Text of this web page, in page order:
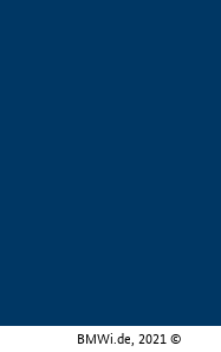
BMWi.de, 2021 ©